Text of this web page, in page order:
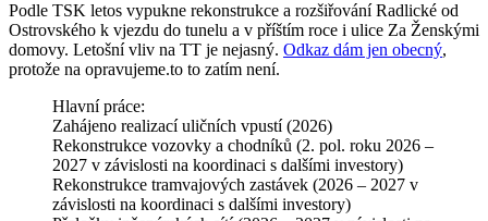
Podle TSK letos vypukne rekonstrukce a rozšiřování Radlické od
Ostrovského k vjezdu do tunelu a v příštím roce i ulice Za Ženskými
domovy. Letošní vliv na TT je nejasný. Odkaz dám jen obecný,
protože na opravujeme.to to zatím není.
Hlavní práce:
Zahájeno realizací uličních vpustí (2026)
Rekonstrukce vozovky a chodníků (2. pol. roku 2026 –
2027 v závislosti na koordinaci s dalšími investory)
Rekonstrukce tramvajových zastávek (2026 – 2027 v
závislosti na koordinaci s dalšími investory)